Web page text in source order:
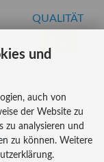
QUALITÄT
AT-BIO-401
und
auch von
der Website zu
zu analysieren und
zu können. Weitere